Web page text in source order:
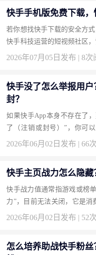
快手手机版免费下载
若你想找快手下载的安全方
快手科技运营的短视频社区
于一体。通过本页获取，保
2026年07月05日发布 | 8次
快手没了怎么举报用
封？
如果快手App本身不存在了
了（注销或封号）”，你可
（如果还在），点“…”选择“
2026年06月02日发布 | 66
快手主页战力怎么隐藏
快手战力值通常指游戏或榜
力”，目前无法关闭，它是
关活动，战力值自然不显示
2026年06月02日发布 | 52
怎么培养助战快手粉